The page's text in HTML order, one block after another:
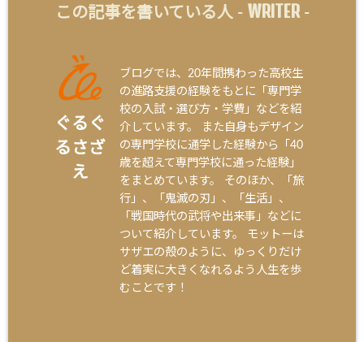
この記事を書いている人 - WRITER-
ぐるぐ
るさざ
え
ブログでは、20年間携わった高校生
の進路支援の経験をもとに「専門学
校の入試・選び方・学費」などを紹
介しています。 また自身もデザイン
の専門学校に通学した経験から「40
歳を超えて専門学校に通った経験」
をまとめています。 そのほか、「旅
行」、「鬼滅の刃」、「生活」、
「戦国時代の武将や出来事」などに
ついて紹介しています。 モットーは
サザエの殻のように、ゆっくりだけ
ど着実に大きくなれるよう人生を歩
むことです！